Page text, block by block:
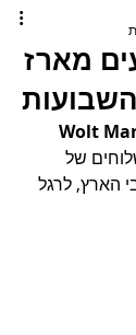
מארז
Wolt
של
הארץ, לרגל